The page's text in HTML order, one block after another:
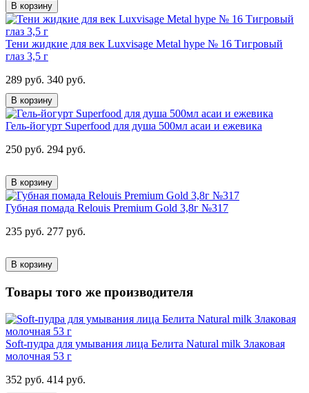
В корзину
Тени жидкие для век Luxvisage Metal hype № 16 Тигровый
глаз 3,5 г
289 руб. 340 руб.
В корзину
Гель-йогурт Superfood для душа 500мл асаи и ежевика
250 руб. 294 руб.
В корзину
Губная помада Relouis Premium Gold 3,8г №317
235 руб. 277 руб.
В корзину
Товары того же производителя
Soft-пудра для умывания лица Белита Natural milk Злаковая
молочная 53 г
352 руб. 414 руб.